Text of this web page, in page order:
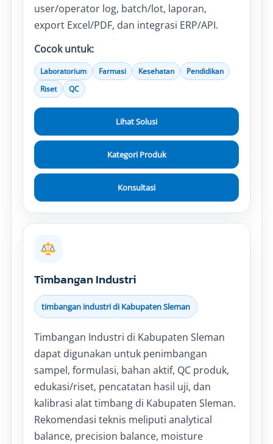
user/operator log, batch/lot, laporan,
export Excel/PDF, dan integrasi ERP/API.
Cocok untuk:
Laboratorium Farmasi Kesehatan
Pendidikan
Riset
QC
Lihat Solusi
Kategori Produk
Konsultasi
Timbangan Industri
timbangan industri di Kabupaten Sleman
Timbangan Industri di Kabupaten Sleman
dapat digunakan untuk penimbangan
sampel, formulasi, bahan aktif, QC produk,
edukasi/riset, pencatatan hasil uji, dan
kalibrasi alat timbang di Kabupaten Sleman.
Rekomendasi teknis meliputi analytical
balance, precision balance, moisture